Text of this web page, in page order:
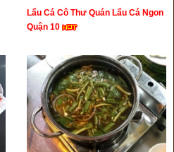
Lẩu Cá Cô Thư Quán Lẩu Cá Ngon
Quận 10